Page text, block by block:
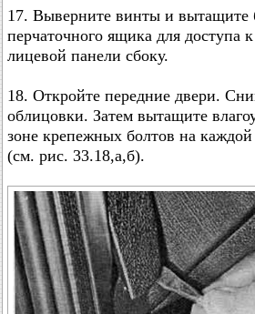
17. Выверните винты и вытащите
перчаточного ящика для доступа
лицевой панели сбоку.
18. Откройте передние двери.
облицовки. Затем вытащите
зоне крепежных болтов на
(см. рис. 33.18,а,б).